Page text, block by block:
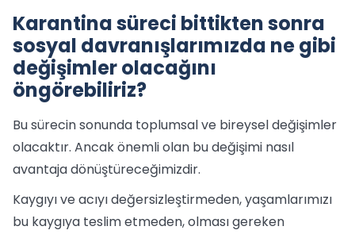
Karantina süreci bittikten sonra
sosyal davranışlarımızda ne gibi
değişimler olacağını
öngörebiliriz?
Bu sürecin sonunda toplumsal ve bireysel değişimler
olacaktır. Ancak önemli olan bu değişimi nasıl
avantaja dönüştüreceğimizdir.
Kaygıyı ve acıyı değersizleştirmeden, yaşamlarımızı
bu kaygıya teslim etmeden, olması gereken